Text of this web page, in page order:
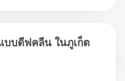
บบดีฟคลีน ในภูเก็ต